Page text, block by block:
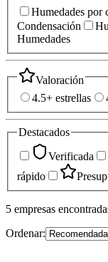
Humedades por
Condensación
Humedades
Valoración
4.5+ estrellas
Destacados
Verificada
rápido
5 empresas
Ordenar: